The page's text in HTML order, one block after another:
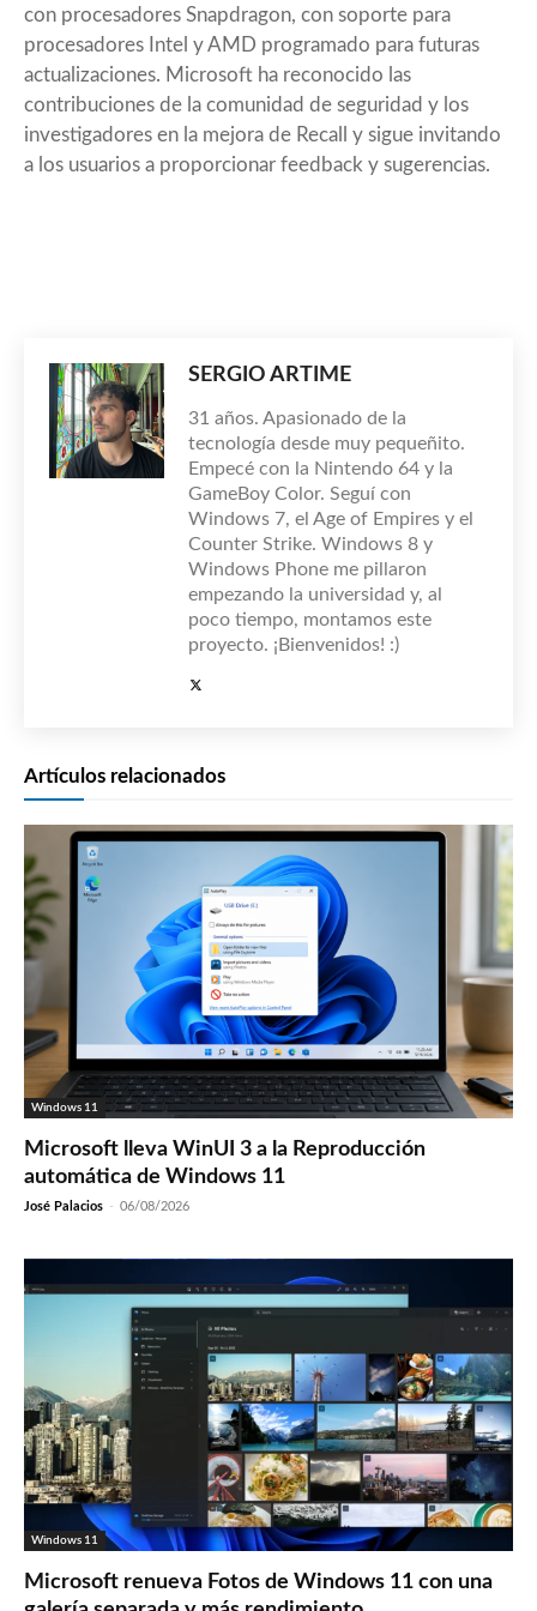
con procesadores Snapdragon, con soporte para
procesadores Intel y AMD programado para futuras
actualizaciones. Microsoft ha reconocido las
contribuciones de la comunidad de seguridad y los
investigadores en la mejora de Recall y sigue invitando
a los usuarios a proporcionar feedback y sugerencias.
SERGIO ARTIME
31 años. Apasionado de la
tecnología desde muy pequeñito.
Empecé con la Nintendo 64 y la
GameBoy Color. Seguí con
Windows 7, el Age of Empires y el
Counter Strike. Windows 8 y
Windows Phone me pillaron
empezando la universidad y, al
poco tiempo, montamos este
proyecto. ¡Bienvenidos! :)
Artículos relacionados
Windows 11
Microsoft lleva WinUI 3 a la Reproducción
automática de Windows 11
José Palacios - 06/08/2026
Windows 11
Microsoft renueva Fotos de Windows 11 con una